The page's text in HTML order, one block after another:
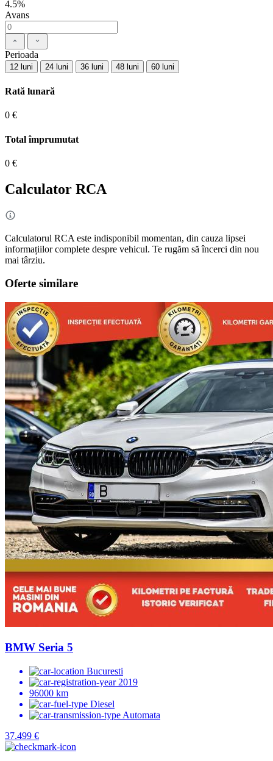
4.5%
Avans
Perioada
12 luni 24 luni 36 luni 48 luni 60 luni
Rată lunară
0 €
Total împrumutat
0 €
Calculator RCA
Calculatorul RCA este indisponibil momentan, din cauza lipsei
informațiilor complete despre vehicul. Te rugăm să încerci din nou
mai târziu.
Oferte similare
BMW Seria 5
Bucuresti
2019
96000 km
Diesel
Automata
37.499 €